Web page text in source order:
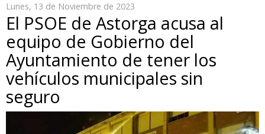
Lunes, 13 de Noviembre de 2023
El PSOE de Astorga acusa al
equipo de Gobierno del
Ayuntamiento de tener los
vehículos municipales sin
seguro